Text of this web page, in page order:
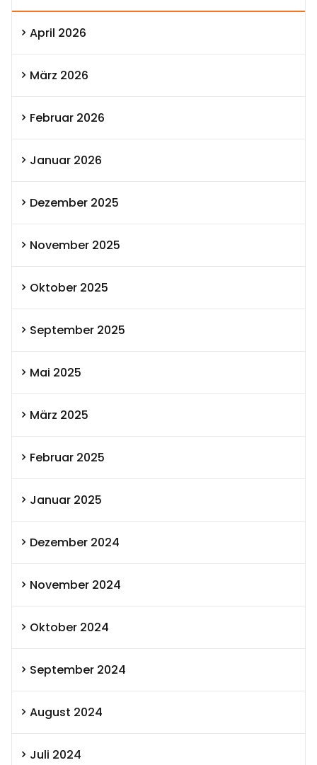
April 2026
März 2026
Februar 2026
Januar 2026
Dezember 2025
November 2025
Oktober 2025
September 2025
Mai 2025
März 2025
Februar 2025
Januar 2025
Dezember 2024
November 2024
Oktober 2024
September 2024
August 2024
Juli 2024